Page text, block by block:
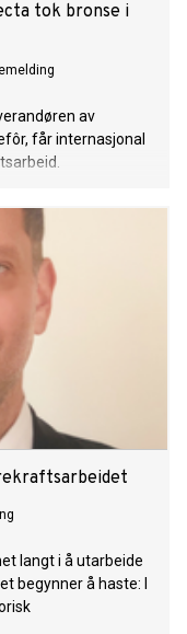
tok bronse i
av
får internasjonal
langt i å utarbeide
begynner å haste: I